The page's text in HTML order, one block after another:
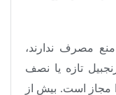
مصرف ندارند،
تازه یا نصف
مجاز است. بیش از